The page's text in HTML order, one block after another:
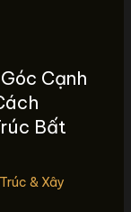
Cạnh
Bất
& Xây